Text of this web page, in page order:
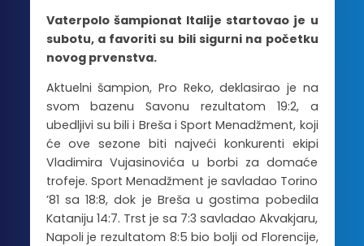
Vaterpolo šampionat Italije startovao je u
subotu, a favoriti su bili sigurni na početku
novog prvenstva.
Aktuelni šampion, Pro Reko, deklasirao je na
svom bazenu Savonu rezultatom 19:2, a
ubedljivi su bili i Breša i Sport Menadžment, koji
će ove sezone biti najveći konkurenti ekipi
Vladimira Vujasinovića u borbi za domaće
trofeje. Sport Menadžment je savladao Torino
’81 sa 18:8, dok je Breša u gostima pobedila
Kataniju 14:7. Trst je sa 7:3 savladao Akvakjaru,
Napoli je rezultatom 8:5 bio bolji od Florencije,